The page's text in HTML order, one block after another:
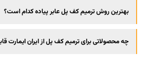
بهترین روش ترمیم کف پل عابر پیاده کدام است؟
چه محصولاتی برای ترمیم کف پل از ایران ایمارت